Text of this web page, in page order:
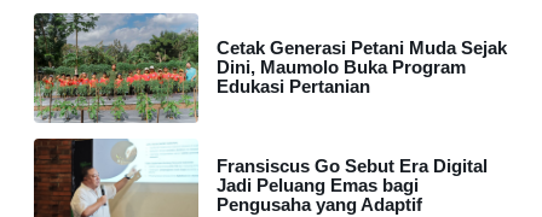
Cetak Generasi Petani Muda Sejak
Dini, Maumolo Buka Program
Edukasi Pertanian
Fransiscus Go Sebut Era Digital
Jadi Peluang Emas bagi
Pengusaha yang Adaptif